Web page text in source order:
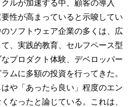
ルが加速する中、顧客の導入
性が高まっていると示唆してい
ソフトウェア企業の多くは、広
、実践的教育、セルフペース型
プロダクト体験、デベロッパー
ムに多額の投資を行ってきた。
や「あったら良い」程度のエン
なったと論じている。これは、